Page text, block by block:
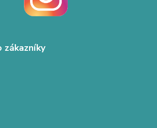
zákazníky